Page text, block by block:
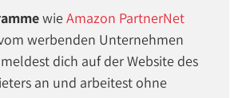
wieAmazon PartnerNet
werbenden Unternehmen
dich auf der Website des
an und arbeitest ohne